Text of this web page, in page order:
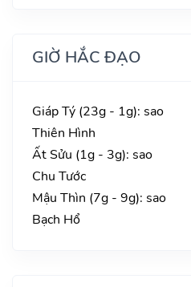
GIỜ HẮC ĐẠO
Giáp Tý (23g - 1g): sao
Thiên Hình
Ất Sửu (1g - 3g): sao
Chu Tước
Mậu Thìn (7g - 9g): sao
Bạch Hổ